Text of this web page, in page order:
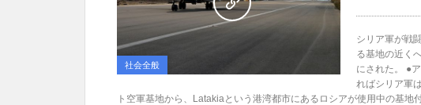
社会全般
シリア軍が戦
る基地の近く
にされた。 ●
ればシリア軍
ト空軍基地から、Latakiaという港湾都市にあるロシアが使用中の基地